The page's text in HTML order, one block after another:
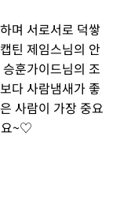
며 서로서로 덕쌓
틴 제임스님의 안
훈가이드님의 조
다 사람냄새가 좋
사람이 가장 중요
요~♡